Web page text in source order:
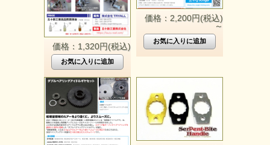
価格：1,320円(税込)
価格：2,200円(税込)
～